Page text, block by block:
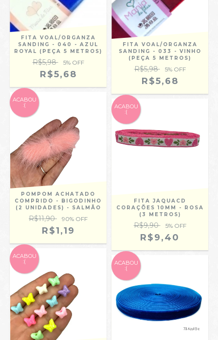
FITA VOAL/ORGANZA
SANDING - 040 - AZUL
ROYAL (PEÇA 5 METROS)
R$5,98 5% OFF
R$5,68
FITA VOAL/ORGANZA
SANDING - 033 - VINHO
(PEÇA 5 METROS)
R$5,98 5% OFF
R$5,68
ACABOU
:(
POMPOM ACHATADO
COMPRIDO - BIGODINHO
(2 UNIDADES) - SALMÃO
R$11,90 90% OFF
R$1,19
ACABOU
:(
FITA JAQUACD
CORAÇÕES 10MM - ROSA
(3 METROS)
R$9,90 5% OFF
R$9,40
ACABOU
:( ACABOU
:(